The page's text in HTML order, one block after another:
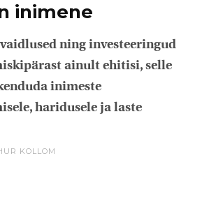
inimene
ning investeeringud
ainult ehitisi, selle
inimeste
haridusele ja laste
KOLLOM